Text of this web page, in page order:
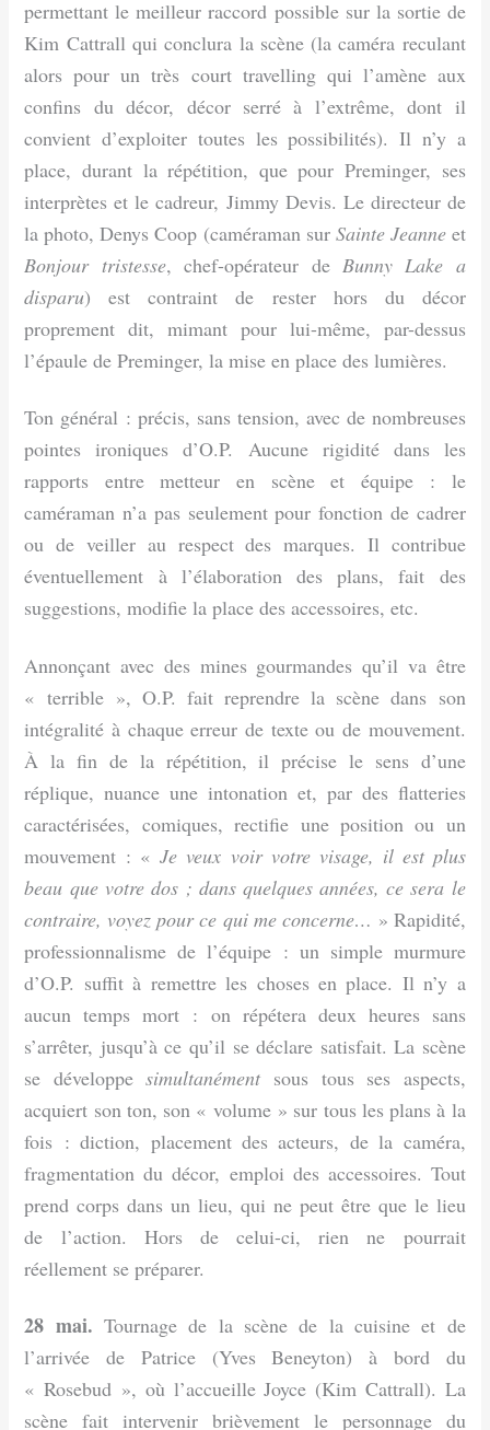
permettant le meilleur raccord possible sur la sortie de
Kim Cattrall qui conclura la scène (la caméra reculant
alors pour un très court travelling qui l’amène aux
confins du décor, décor serré à l’extrême, dont il
convient d’exploiter toutes les possibilités). Il n’y a
place, durant la répétition, que pour Preminger, ses
interprètes et le cadreur, Jimmy Devis. Le directeur de
la photo, Denys Coop (caméraman sur Sainte Jeanneet
Bonjour tristesse, chef-opérateur de Bunny Lake a
disparu) est contraint de rester hors du décor
proprement dit, mimant pour lui-même, par-dessus
l’épaule de Preminger, la mise en place des lumières.
Ton général : précis, sans tension, avec de nombreuses
pointes ironiques d’O.P. Aucune rigidité dans les
rapports entre metteur en scène et équipe : le
caméraman n’a pas seulement pour fonction de cadrer
ou de veiller au respect des marques. Il contribue
éventuellement à l’élaboration des plans, fait des
suggestions, modifie la place des accessoires, etc.
Annonçant avec des mines gourmandes qu’il va être
« terrible », O.P. fait reprendre la scène dans son
intégralité à chaque erreur de texte ou de mouvement.
À la fin de la répétition, il précise le sens d’une
réplique, nuance une intonation et, par des flatteries
caractérisées, comiques, rectifie une position ou un
mouvement : «Je veux voir votre visage, il est plus
beau que votre dos ; dans quelques années, ce sera le
contraire, voyez pour ce qui me concerne… » Rapidité,
professionnalisme de l’équipe : un simple murmure
d’O.P. suffit à remettre les choses en place. Il n’y a
aucun temps mort : on répétera deux heures sans
s’arrêter, jusqu’à ce qu’il se déclare satisfait. La scène
se développesimultanément sous tous ses aspects,
acquiert son ton, son « volume » sur tous les plans à la
fois : diction, placement des acteurs, de la caméra,
fragmentation du décor, emploi des accessoires. Tout
prend corps dans un lieu, qui ne peut être que le lieu
de l’action. Hors de celui-ci, rien ne pourrait
réellement se préparer.
28 mai. Tournage de la scène de la cuisine et de
l’arrivée de Patrice (Yves Beneyton) à bord du
« Rosebud », où l’accueille Joyce (Kim Cattrall). La
scène fait intervenir brièvement le personnage du